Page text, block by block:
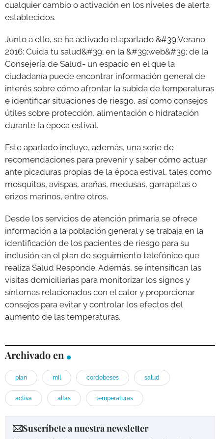
cualquier cambio o activación en los niveles de alerta
establecidos.
Junto a ello, se ha activado el apartado &#39;Verano
2016: Cuida tu salud&#39; en la &#39;web&#39; de la
Consejería de Salud- un espacio en el que la
ciudadanía puede encontrar información general de
interés sobre cómo afrontar la subida de temperaturas
e identificar situaciones de riesgo, así como consejos
útiles sobre protección, alimentación o hidratación
durante la época estival.
Este apartado incluye, además, una serie de
recomendaciones para prevenir y saber cómo actuar
ante picaduras propias de la época estival, tales como
mosquitos, avispas, arañas, medusas, garrapatas o
erizos marinos, entre otros.
Desde los servicios de atención primaria se ofrece
información a la población general y se trabaja en la
identificación de los pacientes de riesgo para su
inclusión en el plan de seguimiento telefónico que
realiza Salud Responde. Además, se intensifican las
visitas domiciliarias para monitorizar los signos y
síntomas relacionados con el calor y proporcionar
consejos para evitar y controlar los efectos del
aumento de las temperaturas.
Archivado en
plan mil cordobeses salud
activa altas temperaturas
Suscríbete a nuestra newsletter